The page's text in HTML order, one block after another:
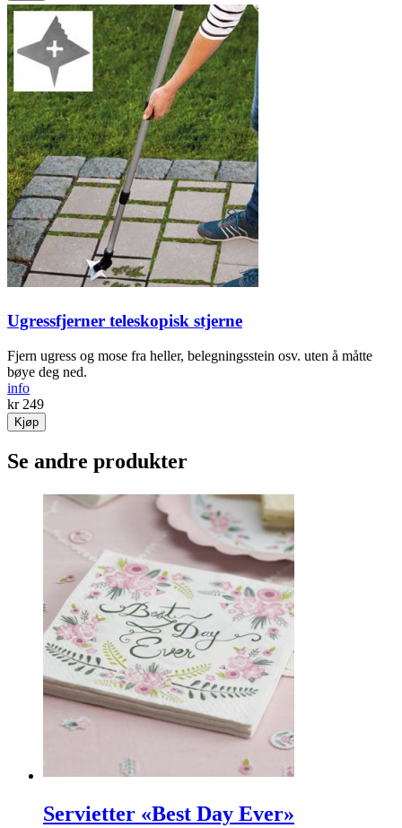
Ugressfjerner teleskopisk stjerne
Fjern ugress og mose fra heller, belegnings­stein osv. uten å måtte
bøye deg ned.
info
kr 249
Kjøp
Se andre produkter
Servietter «Best Day Ever»